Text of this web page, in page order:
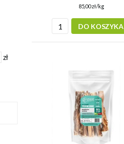
zł
85,00 zł/kg
DO KOSZYKA